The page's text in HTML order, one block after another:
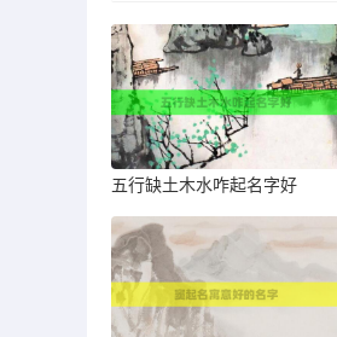
五行缺土木水咋起名字好